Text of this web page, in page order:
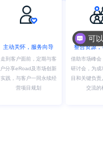
主动关怀，服务向导
走到客户面前，定期与客
户分享eRoad及市场创新
实践，与客户一同永续经
营项目规划
整合资源
借助市场峰会
研讨会，为成
目和关键负责
交流的